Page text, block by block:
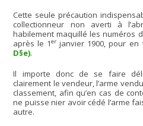
Cette seule précaution
collectionneur non averti à
habilement maquillé les numéros
après le 1er janvier 1900, pour
D§e).
Il importe donc de se faire
clairement le vendeur, l’arme
classement, afin qu’en cas de
ne puisse nier avoir cédé l’arme
autre.